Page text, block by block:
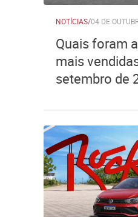
NOTÍCIAS/04 DE
Quais foram
mais
setembro de